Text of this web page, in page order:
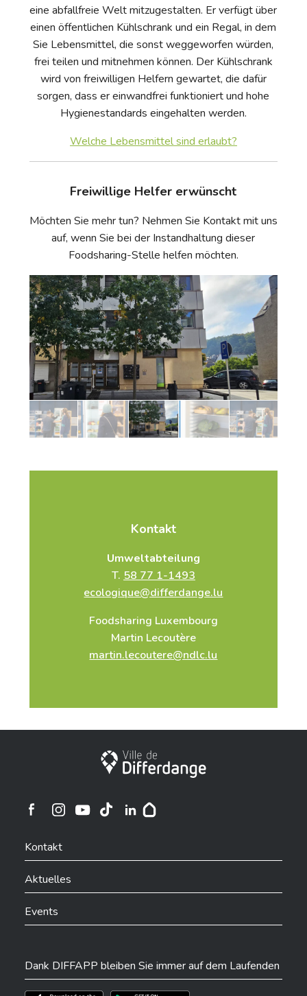
eine abfallfreie Welt mitzugestalten. Er verfügt über
einen öffentlichen Kühlschrank und ein Regal, in dem
Sie Lebensmittel, die sonst weggeworfen würden,
frei teilen und mitnehmen können. Der Kühlschrank
wird von freiwilligen Helfern gewartet, die dafür
sorgen, dass er einwandfrei funktioniert und hohe
Hygienestandards eingehalten werden.
Welche Lebensmittel sind erlaubt?
Freiwillige Helfer erwünscht
Möchten Sie mehr tun? Nehmen Sie Kontakt mit uns
auf, wenn Sie bei der Instandhaltung dieser
Foodsharing-Stelle helfen möchten.
Kontakt
Umweltabteilung
T. 58 77 1-1493
ecologique@differdange.lu
Foodsharing Luxembourg
Martin Lecoutère
martin.lecoutere@ndlc.lu
Stadt Differdingen
Ville de Differdange sur Instagram
Kontakt
Aktuelles
Events
Dank DIFFAPP bleiben Sie immer auf dem Laufenden